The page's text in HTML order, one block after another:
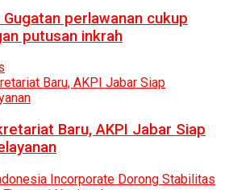
Gugatan perlawanan cukup
putusan inkrah
Baru, AKPI Jabar Siap